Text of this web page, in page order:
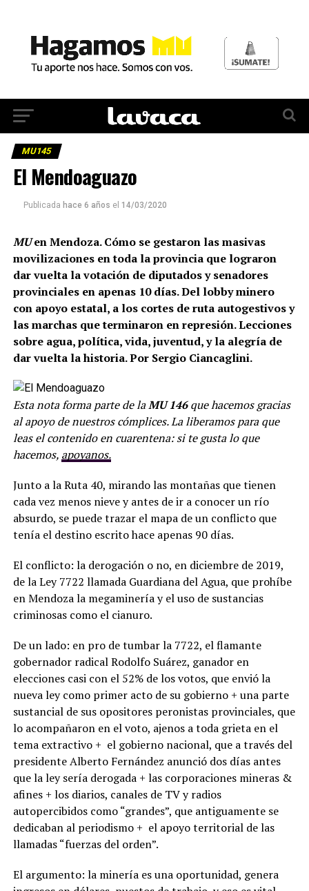
MU145
El Mendoaguazo
Publicada hace 6 años el 14/03/2020
MUen Mendoza. Cómo se gestaron las masivas
movilizaciones en toda la provincia que lograron
dar vuelta la votación de diputados y senadores
provinciales en apenas 10 días. Del lobby minero
con apoyo estatal, a los cortes de ruta autogestivos y
las marchas que terminaron en represión. Lecciones
sobre agua, política, vida, juventud, y la alegría de
dar vuelta la historia. Por Sergio Ciancaglini.
Esta nota forma parte de laMU 146que hacemos gracias
al apoyo de nuestros cómplices. La liberamos para que
leas el contenido en cuarentena: si te gusta lo que
hacemos, apoyanos.
Junto a la Ruta 40, mirando las montañas que tienen
cada vez menos nieve y antes de ir a conocer un río
absurdo, se puede trazar el mapa de un conflicto que
tenía el destino escrito hace apenas 90 días.
El conflicto: la derogación o no, en diciembre de 2019,
de la Ley 7722 llamada Guardiana del Agua, que prohíbe
en Mendoza la megaminería y el uso de sustancias
criminosas como el cianuro.
De un lado: en pro de tumbar la 7722, el flamante
gobernador radical Rodolfo Suárez, ganador en
elecciones casi con el 52% de los votos, que envió la
nueva ley como primer acto de su gobierno + una parte
sustancial de sus opositores peronistas provinciales, que
lo acompañaron en el voto, ajenos a toda grieta en el
tema extractivo + el gobierno nacional, que a través del
presidente Alberto Fernández anunció dos días antes
que la ley sería derogada + las corporaciones mineras &
afines + los diarios, canales de TV y radios
autopercibidos como “grandes”, que antiguamente se
dedicaban al periodismo + el apoyo territorial de las
llamadas “fuerzas del orden”.
El argumento: la minería es una oportunidad, genera